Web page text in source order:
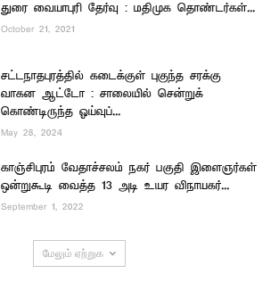
துரை வையாபுரி தேர்வு : மதிமுக தொண்டர்கள்...
October 21, 2021
சட்டநாதபுரத்தில் கடைக்குள் புகுந்த சரக்கு
வாகன ஆட்டோ : சாலையில் சென்றுக்
கொண்டிருந்த ஓய்வுப்...
May 28, 2024
காஞ்சிபுரம் வேதாச்சலம் நகர் பகுதி இளைஞர்கள்
ஒன்றுகூடி வைத்த 13 அடி உயர விநாயகர்...
September 1, 2022
மேலும் ஏற்றுக